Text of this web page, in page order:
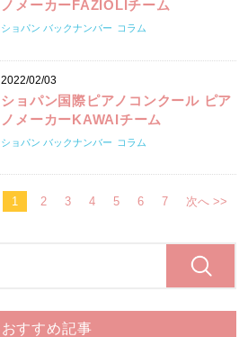
ノメーカーFAZIOLIチーム
ショパン バックナンバー コラム
2022/02/03
ショパン国際ピアノコンクール ピア
ノメーカーKAWAIチーム
ショパン バックナンバー コラム
1 2 3 4 5 6 7 次へ >>
おすすめ記事